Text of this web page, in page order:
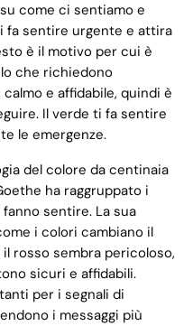
come ci sentiamo e
fa sentire urgente e attira
è il motivo per cui è
che richiedono
calmo e affidabile, quindi è
Il verde ti fa sentire
le emergenze.
del colore da centinaia
ha raggruppato i
sentire. La sua
i colori cambiano il
rosso sembra pericoloso,
sicuri e affidabili.
per i segnali di
i messaggi più